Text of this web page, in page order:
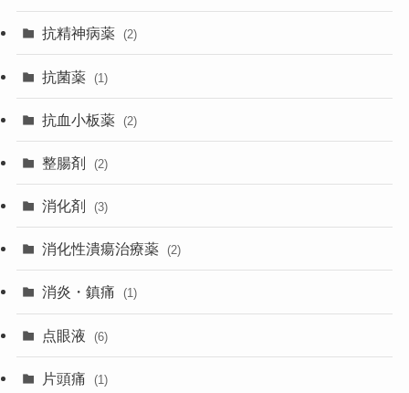
抗精神病薬 (2)
抗菌薬 (1)
抗血小板薬 (2)
整腸剤 (2)
消化剤 (3)
消化性潰瘍治療薬 (2)
消炎・鎮痛 (1)
点眼液 (6)
片頭痛 (1)